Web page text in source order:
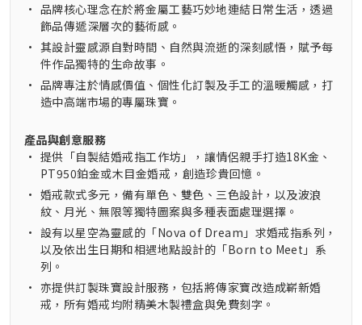
• 品牌核心理念在於將金屬工藝巧妙地連結日常生活，透過
飾品傳遞深層次的藝術感。
• 其設計靈感源自對時間、自然與流逝的深刻感悟，賦予每
件作品獨特的生命故事。
• 品牌專注於情感價值、個性化訂製及手工的溫暖觸感，打
造中高端市場的專屬珠寶。
產品與創意服務
• 提供「自製結婚戒指工作坊」，讓情侶親手打造18K金、
PT950鉑金或木目金婚戒，創造珍貴回憶。
• 婚戒款式多元，備有單色、雙色、三色設計，以及波浪
紋、月光、無限等獨特圖案與多種表面處理選擇。
• 設有以星空為靈感的「Nova of Dream」求婚戒指系列，
以及依出生日期和相遇地點設計的「Born to Meet」系
列。
• 亦提供訂製珠寶設計服務，包括將傳家寶改造成嶄新婚
戒，所有婚戒均附精美木製禮盒與免費刻字。